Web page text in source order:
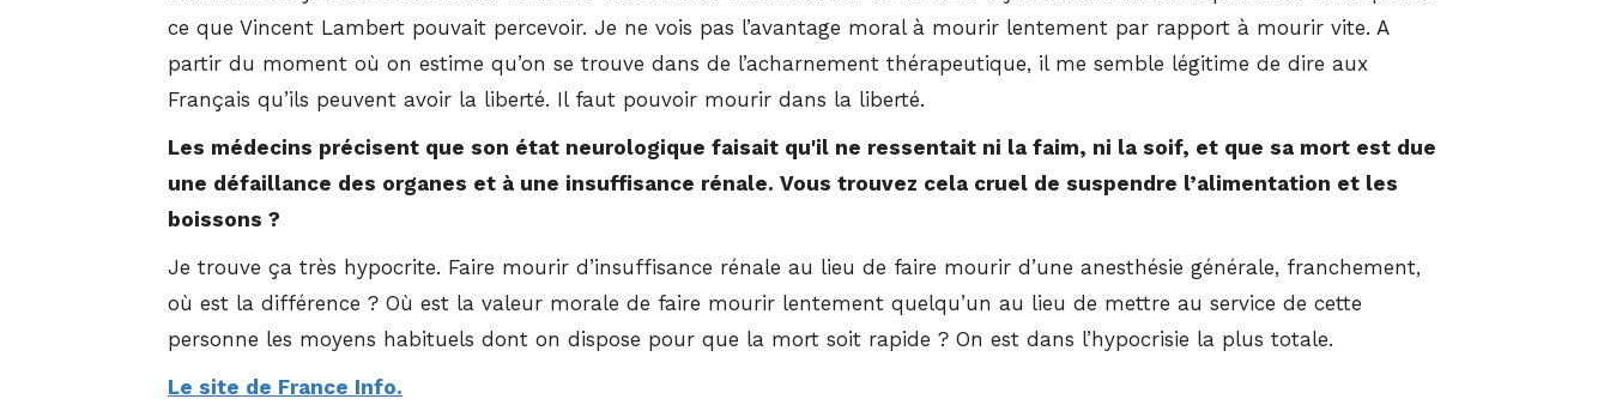
ce que Vincent Lambert pouvait percevoir. Je ne vois pas l’avantage moral à mourir lentement par rapport à mourir vite. A
partir du moment où on estime qu’on se trouve dans de l’acharnement thérapeutique, il me semble légitime de dire aux
Français qu’ils peuvent avoir la liberté. Il faut pouvoir mourir dans la liberté.
Les médecins précisent que son état neurologique faisait qu'il ne ressentait ni la faim, ni la soif, et que sa mort est due
une défaillance des organes et à une insuffisance rénale. Vous trouvez cela cruel de suspendre l’alimentation et les
boissons ?
Je trouve ça très hypocrite. Faire mourir d’insuffisance rénale au lieu de faire mourir d’une anesthésie générale, franchement,
où est la différence ? Où est la valeur morale de faire mourir lentement quelqu’un au lieu de mettre au service de cette
personne les moyens habituels dont on dispose pour que la mort soit rapide ? On est dans l’hypocrisie la plus totale.
Le site de France Info.